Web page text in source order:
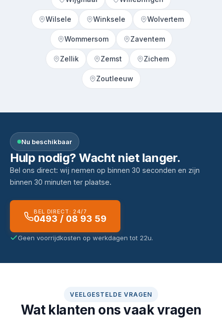
Wilsele Winksele Wolvertem
Wommersom Zaventem
Zellik Zemst Zichem
Zoutleeuw
Nu beschikbaar
Hulp nodig? Wacht niet langer.
Bel ons direct: wij nemen op binnen 30 seconden en zijn
binnen 30 minuten ter plaatse.
BEL DIRECT: 24/7
0493 / 08 93 59
Geen voorrijdkosten op werkdagen tot 22u.
VEELGESTELDE VRAGEN
Wat klanten ons vaak vragen